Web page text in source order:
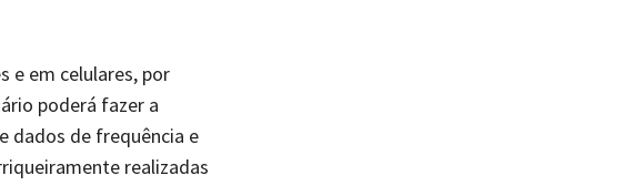
e em celulares, por
poderá fazer a
dados de frequência e
realizadas